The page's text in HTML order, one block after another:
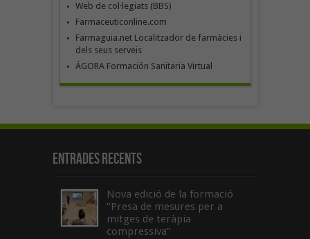
Web de col·legiats (BBS)
Farmaceuticonline.com
Farmaguia.net Localitzador de farmàcies i
dels seus serveis
ÁGORA Formación Sanitaria Virtual
Entrades recents
Nova edició de la formació
“Presa de mesures per a
mitges de teràpia
compressiva”